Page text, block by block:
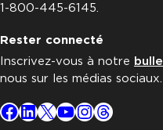
1-800-445-6145.
Rester connecté
Inscrivez-vous à notre
nous sur les médias sociaux.
Facebook
LinkedIn
X YouTube
Instagram
Threads